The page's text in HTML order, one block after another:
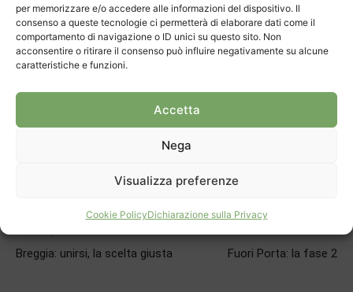
per memorizzare e/o accedere alle informazioni del dispositivo. Il
consenso a queste tecnologie ci permetterà di elaborare dati come il
comportamento di navigazione o ID unici su questo sito. Non
acconsentire o ritirare il consenso può influire negativamente su alcune
caratteristiche e funzioni.
Accetta
Nega
Visualizza preferenze
Cookie PolicyDichiarazione sulla Privacy
Françoise Gehring e Tiziano Fontana.
Breggia: unirsi, la scelta giusta Fuori Porta: la fase 2